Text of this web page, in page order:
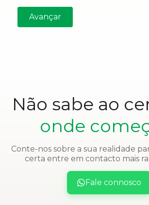
Avançar
Não sabe ao
onde
Conte-nos sobre a sua realidade
certa entre em contacto mais
Fale connosco